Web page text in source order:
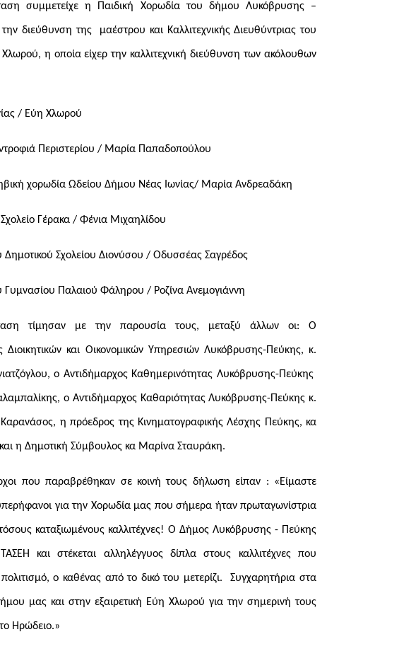
συμμετείχε η Παιδική Χορωδία του δήμου Λυκόβρυσης –
διεύθυνση της μαέστρου και Καλλιτεχνικής Διευθύντριας του
η οποία είχερ την καλλιτεχνική διεύθυνση των ακόλουθων
/ Εύη Χλωρού
Περιστερίου / Μαρία Παπαδοπούλου
χορωδία Ωδείου Δήμου Νέας Ιωνίας/ Μαρία Ανδρεαδάκη
Γέρακα / Φένια Μιχαηλίδου
Σχολείου Διονύσου / Οδυσσέας Σαγρέδος
Γυμνασίου Παλαιού Φάληρου / Ροζίνα Ανεμογιάννη
τίμησαν με την παρουσία τους, μεταξύ άλλων οι: Ο
Διοικητικών και Οικονομικών Υπηρεσιών Λυκόβρυσης-Πεύκης, κ.
ο Αντιδήμαρχος Καθημερινότητας Λυκόβρυσης-Πεύκης
ο Αντιδήμαρχος Καθαριότητας Λυκόβρυσης-Πεύκης κ.
η πρόεδρος της Κινηματογραφικής Λέσχης Πεύκης, κα
η Δημοτική Σύμβουλος κα Μαρίνα Σταυράκη.
που παραβρέθηκαν σε κοινή τους δήλωση είπαν : «Είμαστε
για την Χορωδία μας που σήμερα ήταν πρωταγωνίστρια
καταξιωμένους καλλιτέχνες! Ο Δήμος Λυκόβρυσης - Πεύκης
και στέκεται αλληλέγγυος δίπλα στους καλλιτέχνες που
ο καθένας από το δικό του μετερίζι. Συγχαρητήρια στα
μας και στην εξαιρετική Εύη Χλωρού για την σημερινή τους
Ηρώδειο.»